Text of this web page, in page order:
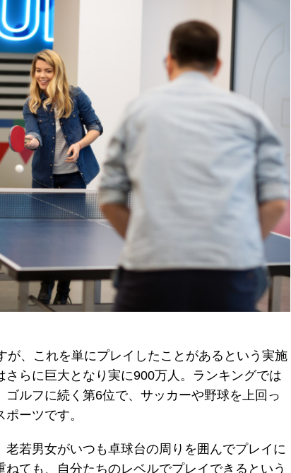
が、これを単にプレイしたことがあるという実施
さらに巨大となり実に900万人。ランキングでは
ルフに続く第6位で、サッカーや野球を上回っ
ーツです。
若男女がいつも卓球台の周りを囲んでプレイに
ても、自分たちのレベルでプレイできるという